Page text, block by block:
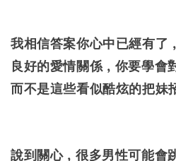
我相信答案你心中已經有了
良好的愛情關係，你要學會
而不是這些看似酷炫的把妹
說到關心，很多男性可能會